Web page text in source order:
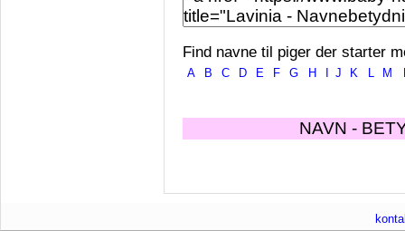
Find navne til piger der starter
A B C D E F G H J K L M
NAVN -